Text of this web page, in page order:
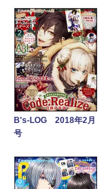
B's-LOG 2018年2月
号